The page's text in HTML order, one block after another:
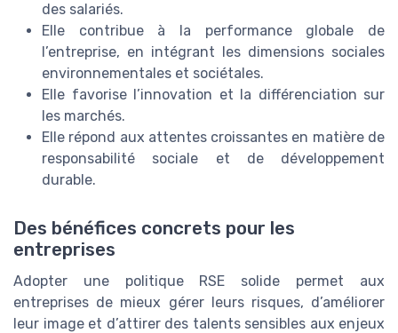
des salariés.
Elle contribue à la performance globale de
l’entreprise, en intégrant les dimensions sociales
environnementales et sociétales.
Elle favorise l’innovation et la différenciation sur
les marchés.
Elle répond aux attentes croissantes en matière de
responsabilité sociale et de développement
durable.
Des bénéfices concrets pour les
entreprises
Adopter une politique RSE solide permet aux
entreprises de mieux gérer leurs risques, d’améliorer
leur image et d’attirer des talents sensibles aux enjeux